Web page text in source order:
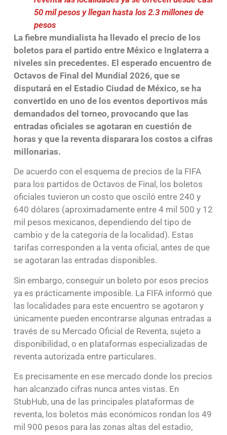
50 mil pesos y llegan hasta los 2.3 millones de
pesos
La fiebre mundialista ha llevado el precio de los
boletos para el partido entre México e Inglaterra a
niveles sin precedentes. El esperado encuentro de
Octavos de Final del Mundial 2026, que se
disputará en el Estadio Ciudad de México, se ha
convertido en uno de los eventos deportivos más
demandados del torneo, provocando que las
entradas oficiales se agotaran en cuestión de
horas y que la reventa disparara los costos a cifras
millonarias.
De acuerdo con el esquema de precios de la FIFA
para los partidos de Octavos de Final, los boletos
oficiales tuvieron un costo que osciló entre 240 y
640 dólares (aproximadamente entre 4 mil 500 y 12
mil pesos mexicanos, dependiendo del tipo de
cambio y de la categoría de la localidad). Estas
tarifas corresponden a la venta oficial, antes de que
se agotaran las entradas disponibles.
Sin embargo, conseguir un boleto por esos precios
ya es prácticamente imposible. La FIFA informó que
las localidades para este encuentro se agotaron y
únicamente pueden encontrarse algunas entradas a
través de su Mercado Oficial de Reventa, sujeto a
disponibilidad, o en plataformas especializadas de
reventa autorizada entre particulares.
Es precisamente en ese mercado donde los precios
han alcanzado cifras nunca antes vistas. En
StubHub, una de las principales plataformas de
reventa, los boletos más económicos rondan los 49
mil 900 pesos para las zonas altas del estadio,